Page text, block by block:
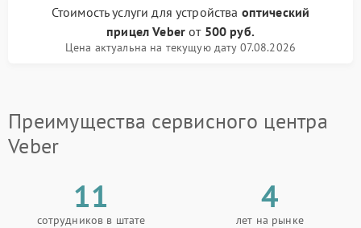
Стоимость услугидля устройства оптический
прицел Veber от 500 руб.
Цена актуальна на текущую дату 07.08.2026
Преимущества сервисного центра
Veber
11
сотрудников в штате
4
лет на рынке